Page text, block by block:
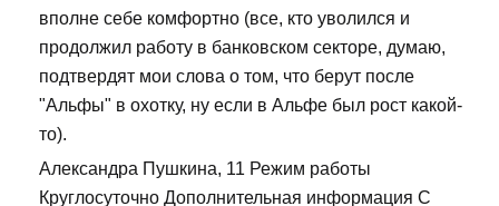
вполне себе комфортно (все, кто уволился и
продолжил работу в банковском секторе, думаю,
подтвердят мои слова о том, что берут после
"Альфы" в охотку, ну если в Альфе был рост какой-
то).
Александра Пушкина, 11 Режим работы
Круглосуточно Дополнительная информация С